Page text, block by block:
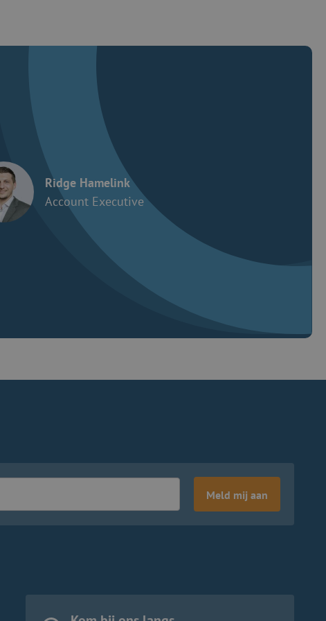
Ridge Hamelink
Account Executive
Meld mij aan